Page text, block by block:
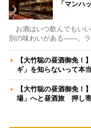
「マンハ
お酒はいつ飲んでもい
別の味わいがある――。ラ
【大竹聡の昼酒御免！
ギ」を知らないって
【大竹聡の昼酒御免！
場」へと昼酒旅 押し